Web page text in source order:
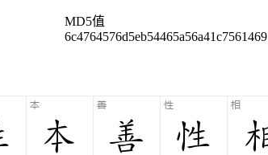
MD5值
6c4764576d5eb54465a56a41c7561469